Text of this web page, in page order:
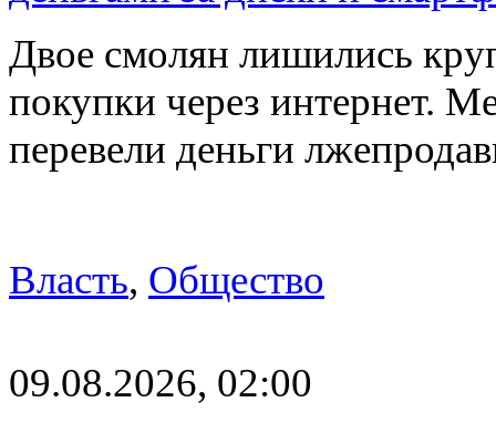
Двое смолян лишились
покупки через интернет.
перевели деньги
Власть, Общество
09.08.2026, 02:00